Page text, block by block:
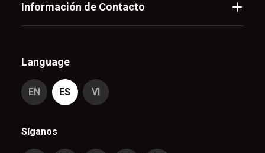
Información de Contacto
Language
EN ES VI
Síganos